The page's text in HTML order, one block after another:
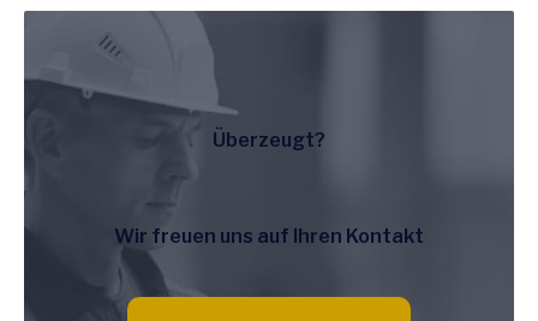
Überzeugt?
Wir freuen uns auf Ihren Kontakt